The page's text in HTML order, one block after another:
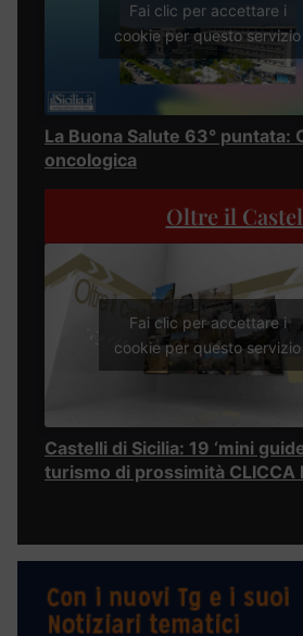
Fai clic per accettare i
cookie per questo servizio
La Buona Salute 63° puntata:
oncologica
Oltre il
Fai clic per accettare i
cookie per questo servizio
Castelli di Sicilia: 19 ‘mini
turismo di prossimità CLICCA